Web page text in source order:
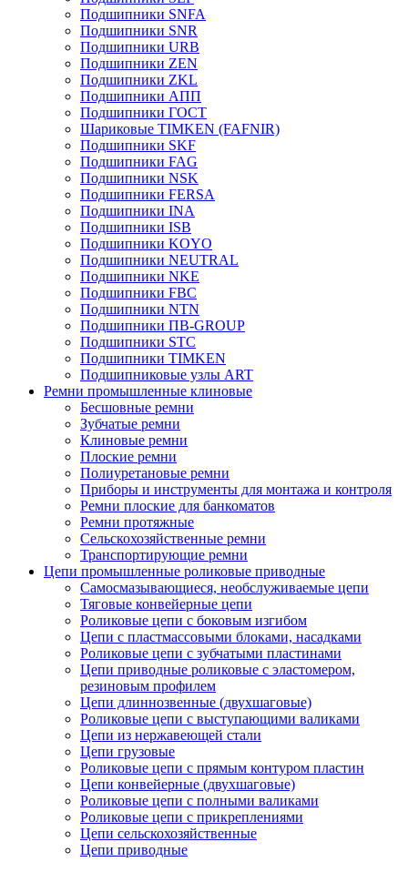
Подшипники SNFA
Подшипники SNR
Подшипники URB
Подшипники ZEN
Подшипники ZKL
Подшипники АПП
Подшипники ГОСТ
Шариковые ТІMKEN (FAFNIR)
Подшипники SKF
Подшипники FAG
Подшипники NSK
Подшипники FERSA
Подшипники INA
Подшипники ISB
Подшипники KOYO
Подшипники NEUTRAL
Подшипники NKE
Подшипники FBC
Подшипники NTN
Подшипники ПВ-GROUP
Подшипники STC
Подшипники TIMKEN
Подшипниковые узлы ART
Ремни промышленные клиновые
Бесшовные ремни
Зубчатые ремни
Клиновые ремни
Плоские ремни
Полиуретановые ремни
Приборы и инструменты для монтажа и контроля
Ремни плоские для банкоматов
Ремни протяжные
Сельскохозяйственные ремни
Транспортирующие ремни
Цепи промышленные роликовые приводные
Самосмазывающиеся, необслуживаемые цепи
Тяговые конвейерные цепи
Роликовые цепи с боковым изгибом
Цепи с пластмассовыми блоками, насадками
Роликовые цепи с зубчатыми пластинами
Цепи приводные роликовые с эластомером,
резиновым профилем
Цепи длиннозвенные (двухшаговые)
Роликовые цепи с выступающими валиками
Цепи из нержавеющей стали
Цепи грузовые
Роликовые цепи с прямым контуром пластин
Цепи конвейерные (двухшаговые)
Роликовые цепи с полными валиками
Роликовые цепи с прикреплениями
Цепи сельскохозяйственные
Цепи приводные